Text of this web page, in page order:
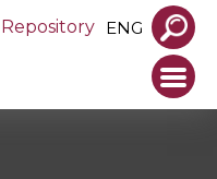
Repository ENG